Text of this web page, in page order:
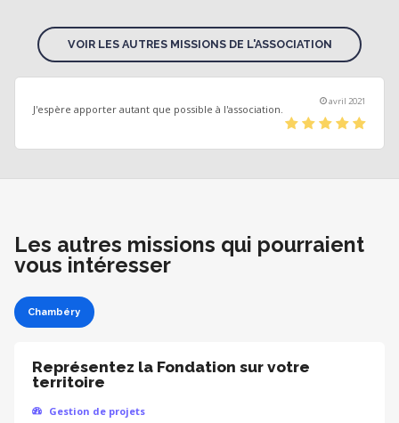
VOIR LES AUTRES MISSIONS DE L'ASSOCIATION
avril 2021
J'espère apporter autant que possible à l'association.
(*)(*)(*)(*)(*)
Les autres missions qui pourraient
vous intéresser
Chambéry
Représentez la Fondation sur votre
territoire
Gestion de projets